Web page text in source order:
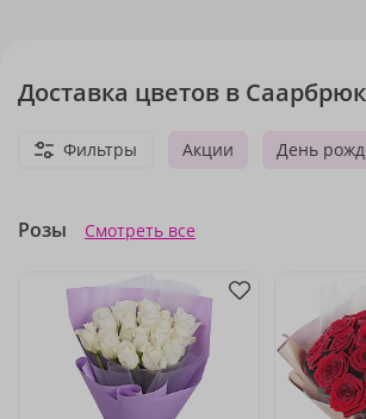
Доставка цветов в
Акции День
Фильтры
Розы Смотреть все